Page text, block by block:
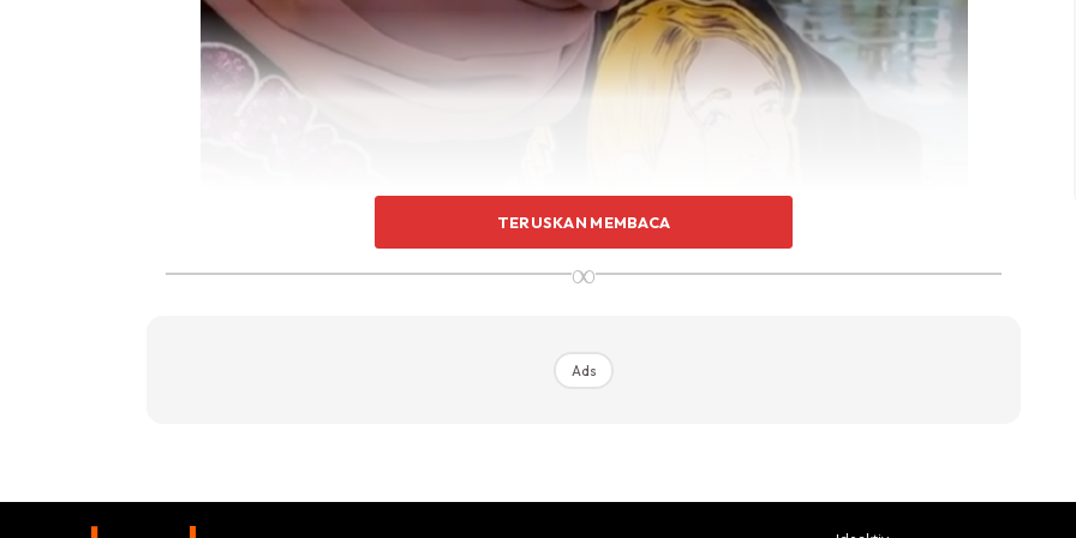
Petang ni, after settle kerja saje ajak dia minum petang. Kena pulak time hujan tadi, memang
TERUSKAN MEMBACA
∞
Ads